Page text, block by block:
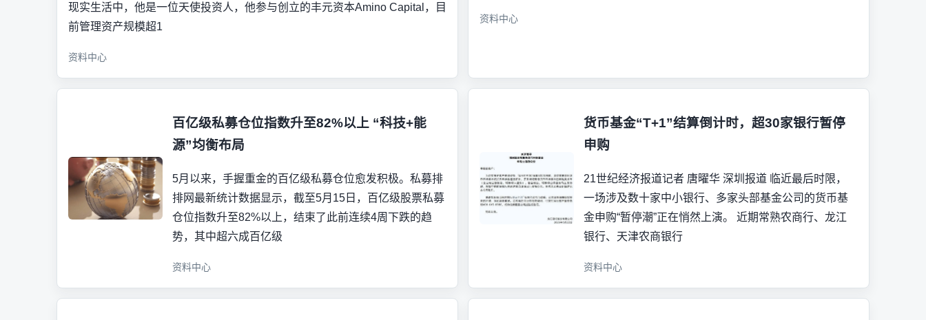
现实生活中，他是一位天使投资人，他参与创立的丰元资本Amino Capital，目
前管理资产规模超1
资料中心
资料中心
百亿级私募仓位指数升至82%以上 “科技+能
源”均衡布局
5月以来，手握重金的百亿级私募仓位愈发积极。私募排
排网最新统计数据显示，截至5月15日，百亿级股票私募
仓位指数升至82%以上，结束了此前连续4周下跌的趋
势，其中超六成百亿级
资料中心
货币基金“T+1”结算倒计时，超30家银行暂停
申购
21世纪经济报道记者 唐曜华 深圳报道 临近最后时限，
一场涉及数十家中小银行、多家头部基金公司的货币基
金申购“暂停潮”正在悄然上演。 近期常熟农商行、龙江
银行、天津农商银行
资料中心